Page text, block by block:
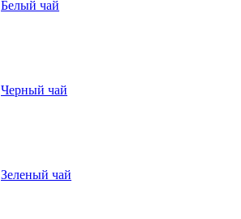
Белый чай
Черный чай
Зеленый чай